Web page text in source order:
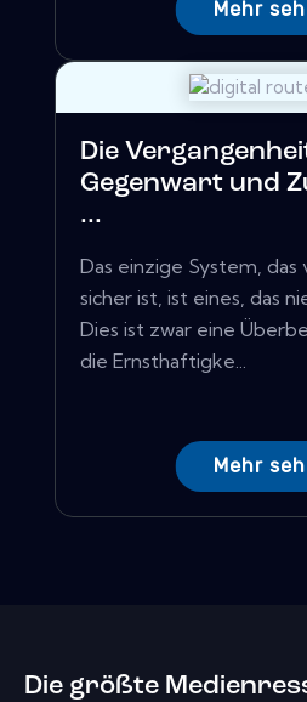
Mehr
Die
Gegenwart und
...
Das einzige System,
sicher ist, ist eines, das
Dies ist zwar eine
die Ernsthaftigke...
Mehr
Die größte